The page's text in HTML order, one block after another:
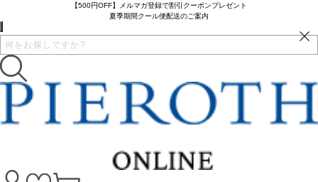
【500円OFF】メルマガ登録で割引クーポンプレゼント
夏季期間クール便配送のご案内